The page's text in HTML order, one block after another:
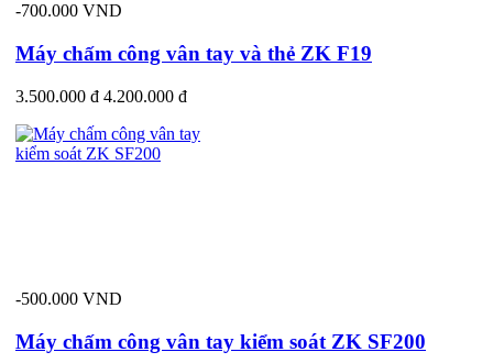
-700.000 VND
Máy chấm công vân tay và thẻ ZK F19
3.500.000 đ 4.200.000 đ
-500.000 VND
Máy chấm công vân tay kiểm soát ZK SF200